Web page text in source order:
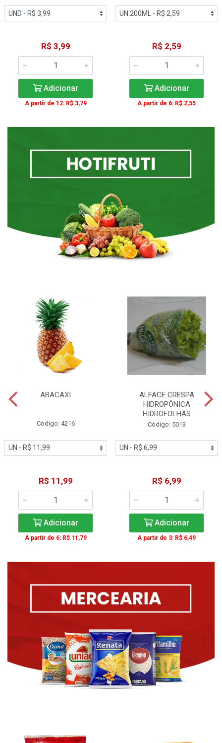
R$ 3,99
Adicionar
A partir de 12: R$ 3,79
R$ 2,59
Adicionar
A partir de 6: R$ 2,55
ABACAXI
Código: 4216
R$ 11,99
Adicionar
A partir de 6: R$ 11,79
ALFACE CRESPA
HIDROPÔNICA
HIDROFOLHAS
Código: 5013
R$ 6,99
Adicionar
A partir de 3: R$ 6,49